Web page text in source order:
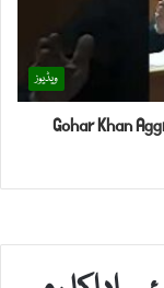
ویڈیوز
Gohar Khan